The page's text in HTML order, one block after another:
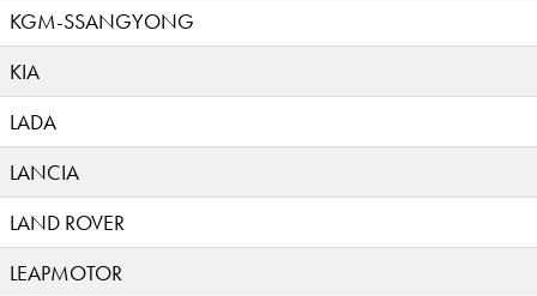
KGM-SSANGYONG
KIA
LADA
LANCIA
LAND ROVER
LEAPMOTOR